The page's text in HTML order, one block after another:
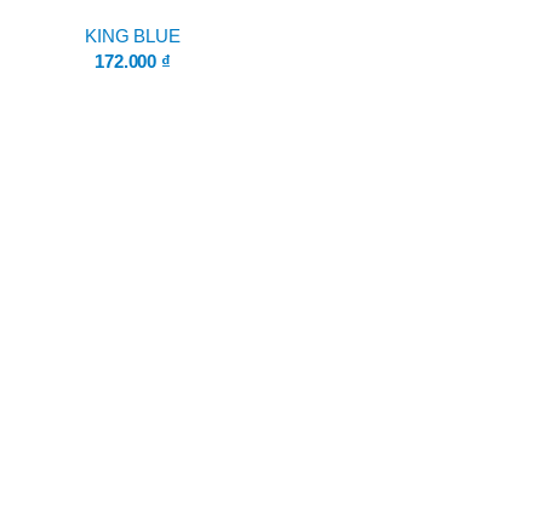
KING BLUE
172.000 ₫